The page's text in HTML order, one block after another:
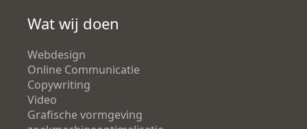
Wat wij doen
Webdesign
Online Communicatie
Copywriting
Video
Grafische vormgeving